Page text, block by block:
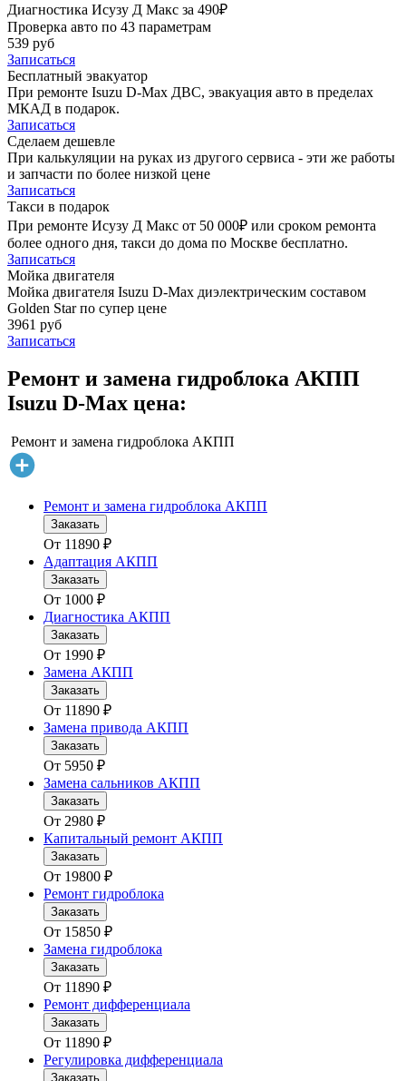
Диагностика Исузу Д Макс за 490₽
Проверка авто по 43 параметрам
539 руб
Записаться
Бесплатный эвакуатор
При ремонте Isuzu D-Max ДВС, эвакуация авто в пределах
МКАД в подарок.
Записаться
Сделаем дешевле
При калькуляции на руках из другого сервиса - эти же работы
и запчасти по более низкой цене
Записаться
Такси в подарок
При ремонте Исузу Д Макс от 50 000₽ или сроком ремонта
более одного дня, такси до дома по Москве бесплатно.
Записаться
Мойка двигателя
Мойка двигателя Isuzu D-Max диэлектрическим составом
Golden Star по супер цене
3961 руб
Записаться
Ремонт и замена гидроблока АКПП
Isuzu D-Max цена:
Ремонт и замена гидроблока АКПП
Ремонт и замена гидроблока АКПП
Заказать
От 11890 ₽
Адаптация АКПП
Заказать
От 1000 ₽
Диагностика АКПП
Заказать
От 1990 ₽
Замена АКПП
Заказать
От 11890 ₽
Замена привода АКПП
Заказать
От 5950 ₽
Замена сальников АКПП
Заказать
От 2980 ₽
Капитальный ремонт АКПП
Заказать
От 19800 ₽
Ремонт гидроблока
Заказать
От 15850 ₽
Замена гидроблока
Заказать
От 11890 ₽
Ремонт дифференциала
Заказать
От 11890 ₽
Регулировка дифференциала
Заказать